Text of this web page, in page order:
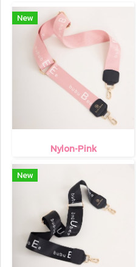
New
Nylon-Pink
New